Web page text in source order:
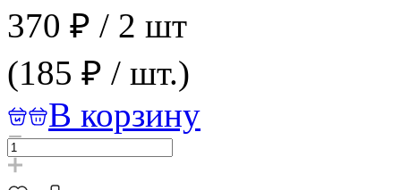
370 ₽ / 2 шт
(185 ₽ / шт.)
В корзину